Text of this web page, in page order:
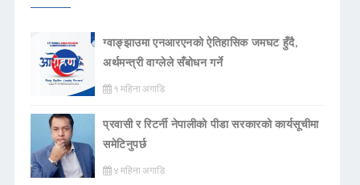
ग्वाङ्झाउमा एनआरएनको ऐतिहासिक जमघट हुँदै,
अर्थमन्त्री वाग्लेले सँबोधन गर्ने
१ महिना अगाडि
प्रवासी र रिटर्नी नेपालीको पीडा सरकारको कार्यसूचीमा
समेटिनुपर्छ
४ महिना अगाडि